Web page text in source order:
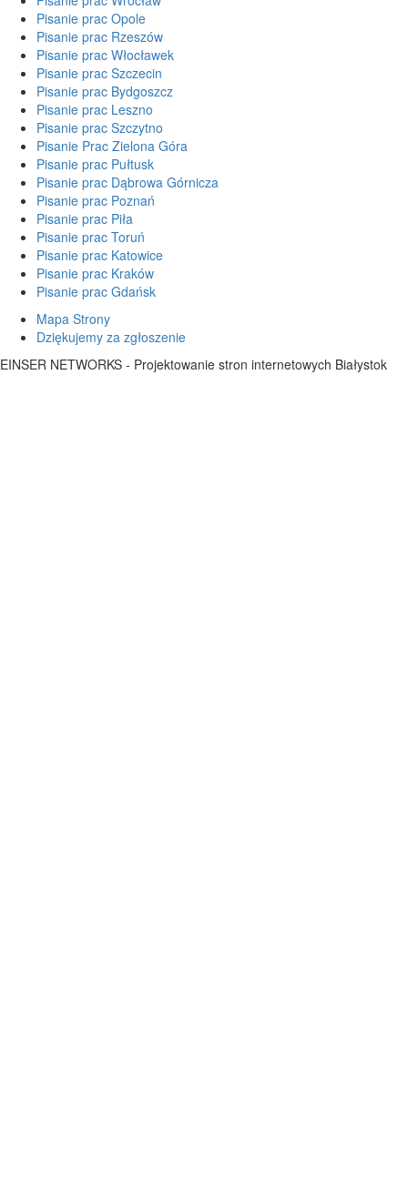
Pisanie prac Opole
Pisanie prac Rzeszów
Pisanie prac Włocławek
Pisanie prac Szczecin
Pisanie prac Bydgoszcz
Pisanie prac Leszno
Pisanie prac Szczytno
Pisanie Prac Zielona Góra
Pisanie prac Pułtusk
Pisanie prac Dąbrowa Górnicza
Pisanie prac Poznań
Pisanie prac Piła
Pisanie prac Toruń
Pisanie prac Katowice
Pisanie prac Kraków
Pisanie prac Gdańsk
Mapa Strony
Dziękujemy za zgłoszenie
EINSER NETWORKS - Projektowanie stron internetowych Białystok